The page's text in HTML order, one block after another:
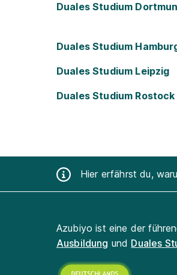
Duales Studium
Duales Studium
Duales Studium Leipzig
Duales Studium Rostock
Hier erfährst du,
Azubiyo ist eine der
Ausbildung und Duales